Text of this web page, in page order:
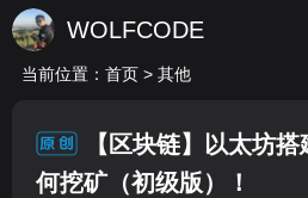
WOLFCODE
当前位置： 首页 > 其他
【区块链】以太坊
何挖矿（初级版）！